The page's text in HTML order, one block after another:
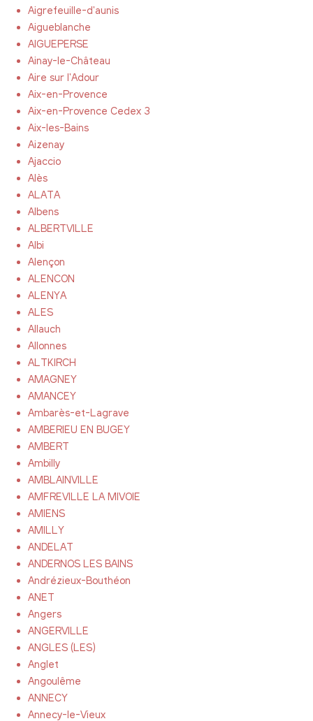
Aigrefeuille-d'aunis
Aigueblanche
AIGUEPERSE
Ainay-le-Château
Aire sur l'Adour
Aix-en-Provence
Aix-en-Provence Cedex 3
Aix-les-Bains
Aizenay
Ajaccio
Alès
ALATA
Albens
ALBERTVILLE
Albi
Alençon
ALENCON
ALENYA
ALES
Allauch
Allonnes
ALTKIRCH
AMAGNEY
AMANCEY
Ambarès-et-Lagrave
AMBERIEU EN BUGEY
AMBERT
Ambilly
AMBLAINVILLE
AMFREVILLE LA MIVOIE
AMIENS
AMILLY
ANDELAT
ANDERNOS LES BAINS
Andrézieux-Bouthéon
ANET
Angers
ANGERVILLE
ANGLES (LES)
Anglet
Angoulême
ANNECY
Annecy-le-Vieux